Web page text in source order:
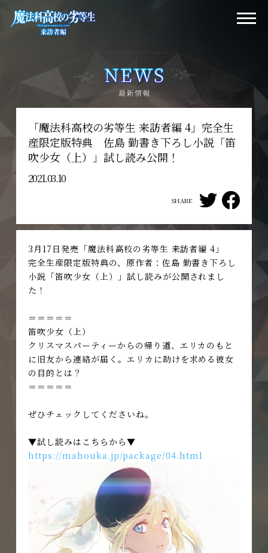
「魔法科高校の劣等生 来訪者編 4」完全生
産限定版特典 佐島 勤書き下ろし小説「笛
吹少女（上）」試し読み公開！
2021.03.10
SHARE
3月17日発売「魔法科高校の劣等生 来訪者編 4」
完全生産限定版特典の、原作者：佐島 勤書き下ろし
小説「笛吹少女（上）」試し読みが公開されまし
た！
＝＝＝＝＝
笛吹少女（上）
クリスマスパーティーからの帰り道、エリカのもと
に旧友から連絡が届く。エリカに助けを求める彼女
の目的とは？
＝＝＝＝＝
ぜひチェックしてくださいね。
▼試し読みはこちらから▼
https://mahouka.jp/package/04.html